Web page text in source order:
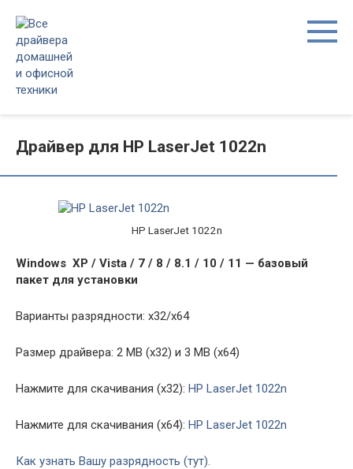
контенту
Драйвер для HP LaserJet 1022n
HP LaserJet 1022n
Windows XP / Vista / 7 / 8 / 8.1 / 10 / 11 — базовый
пакет для установки
Варианты разрядности: x32/x64
Размер драйвера: 2 MB (x32) и 3 MB (x64)
Нажмите для скачивания (x32): HP LaserJet 1022n
Нажмите для скачивания (x64): HP LaserJet 1022n
Как узнать Вашу разрядность (тут).